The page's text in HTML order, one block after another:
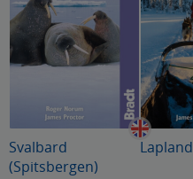
Svalbard
(Spitsbergen)
Lapland